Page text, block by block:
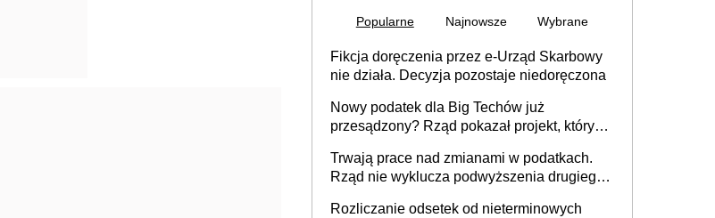
Popularne Najnowsze Wybrane
Fikcja doręczenia przez e-Urząd Skarbowy
nie działa. Decyzja pozostaje niedoręczona
Nowy podatek dla Big Techów już
przesądzony? Rząd pokazał projekt, który
Trwają prace nad zmianami w podatkach.
Rząd nie wyklucza podwyższenia drugiego
Rozliczanie odsetek od nieterminowych